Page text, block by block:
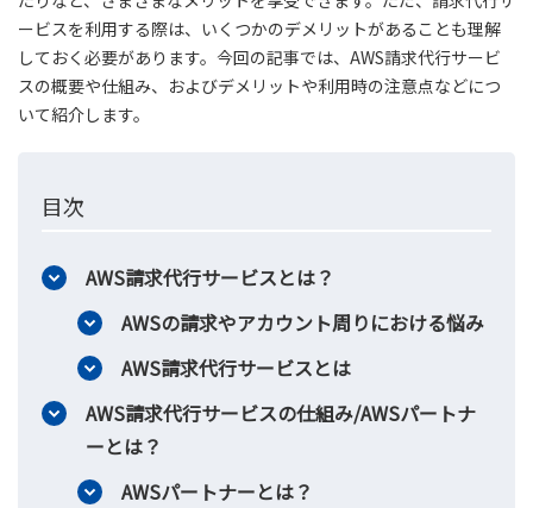
ービスを利用する際は、いくつかのデメリットがあることも理解
しておく必要があります。今回の記事では、AWS請求代行サービ
スの概要や仕組み、およびデメリットや利用時の注意点などにつ
いて紹介します。
目次
AWS請求代行サービスとは？
AWSの請求やアカウント周りにおける悩み
AWS請求代行サービスとは
AWS請求代行サービスの仕組み/AWSパートナ
ーとは？
AWSパートナーとは？